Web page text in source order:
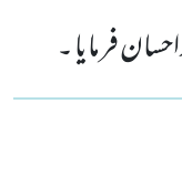
فرمایا ۔